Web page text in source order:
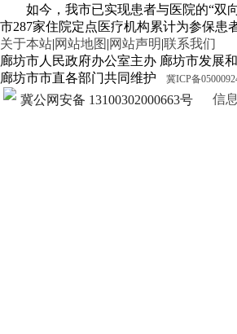
如今，我市已实现患者与医院的“双
市287家住院定点医疗机构累计为参保患
关于本站|网站地图 |网站声明|联系我们
廊坊市人民政府办公室主办 廊坊市发展
廊坊市市直各部门共同维护
冀ICP备
冀公网安备 13100302000663号
信